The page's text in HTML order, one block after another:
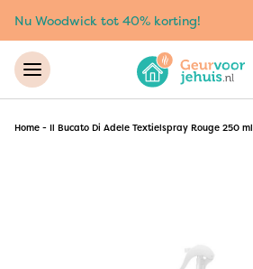
Nu Woodwick tot 40% korting!
Home - Il Bucato Di Adele Textielspray Rouge 250 ml